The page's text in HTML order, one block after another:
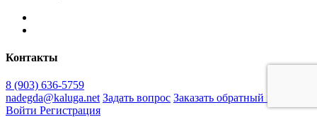
Контакты
8 (903) 636-5759
nadegda@kaluga.net Задать вопрос Заказать обратный звонок
Войти Регистрация